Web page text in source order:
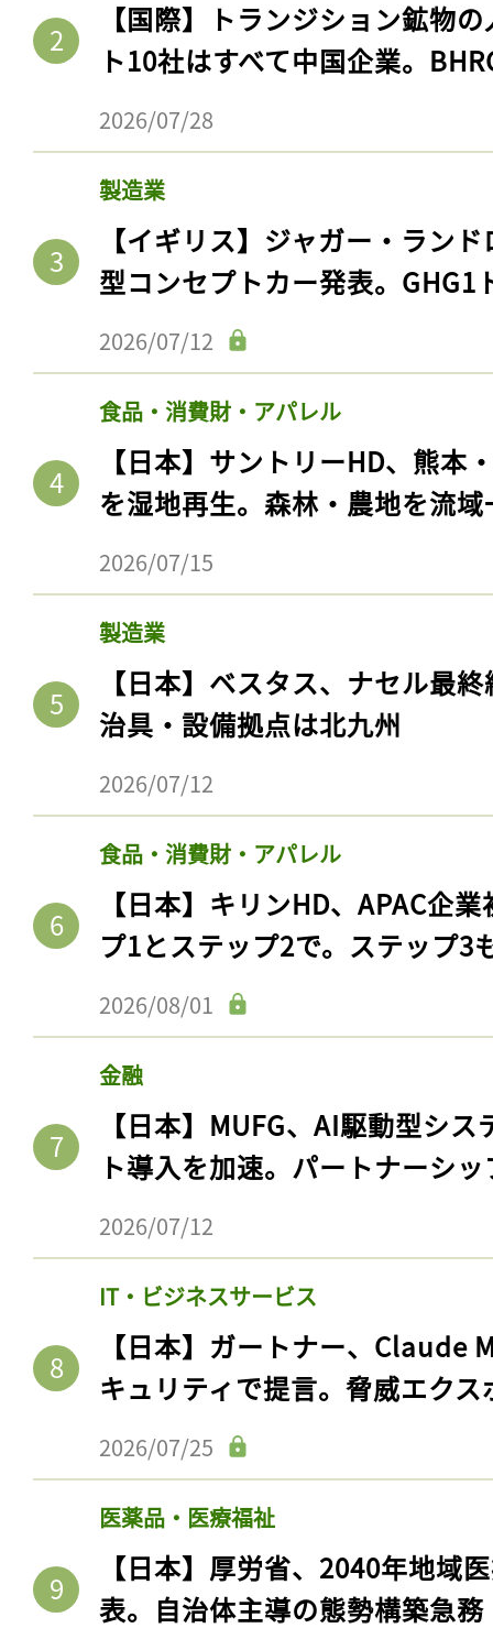
【国際】トランジション鉱物
ト10社はすべて中国企業。
2026/07/28
製造業
【イギリス】ジャガー・ラン
型コンセプトカー発表。GHG1
2026/07/12
食品・消費財・アパレル
【日本】サントリーHD、熊本
を湿地再生。森林・農地を流
2026/07/15
製造業
【日本】ベスタス、ナセル最
治具・設備拠点は北九州
2026/07/12
食品・消費財・アパレル
【日本】キリンHD、APAC企
プ1とステップ2で。ステップ3
2026/08/01
金融
【日本】MUFG、AI駆動型シ
ト導入を加速。パートナーシ
2026/07/12
IT・ビジネスサービス
【日本】ガートナー、Claude
キュリティで提言。脅威エク
2026/07/25
医薬品・医療福祉
【日本】厚労省、2040年地域
表。自治体主導の態勢構築急務
記事をお気に入りに
ログインが必
ログイン
会員登録